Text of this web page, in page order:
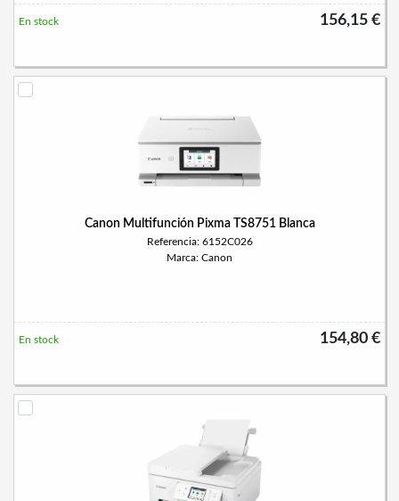
156,15 €
En stock
Canon Multifunción Pixma TS8751 Blanca
Referencia: 6152C026
Marca: Canon
154,80 €
En stock